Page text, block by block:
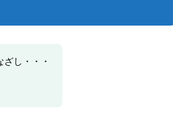
し・・・